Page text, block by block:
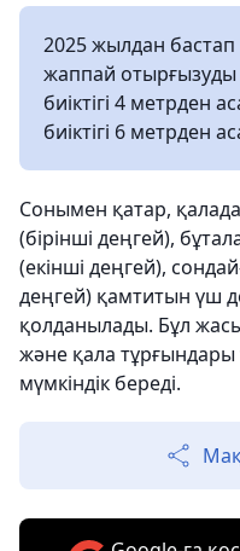
2025 жылдан бастап
жаппай отырғызуды
биіктігі 4 метрден
биіктігі 6 метрден
Сонымен қатар,
(бірінші деңгей),
(екінші деңгей),
деңгей) қамтитын үш
қолданылады. Бұл
және қала
мүмкіндік береді.